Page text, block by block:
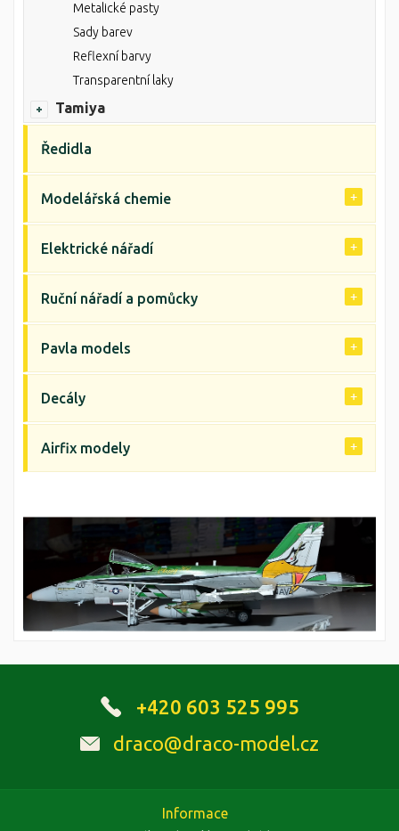
Metalické pasty
Sady barev
Reflexní barvy
Transparentní laky
Tamiya
Ředidla
Modelářská chemie
Elektrické nářadí
Ruční nářadí a pomůcky
Pavla models
Decály
Airfix modely
+420 603 525 995
draco@draco-model.cz
Informace